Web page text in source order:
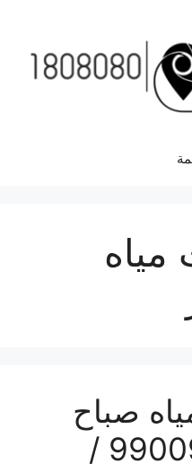
صباح
الناصر / 99009522 /